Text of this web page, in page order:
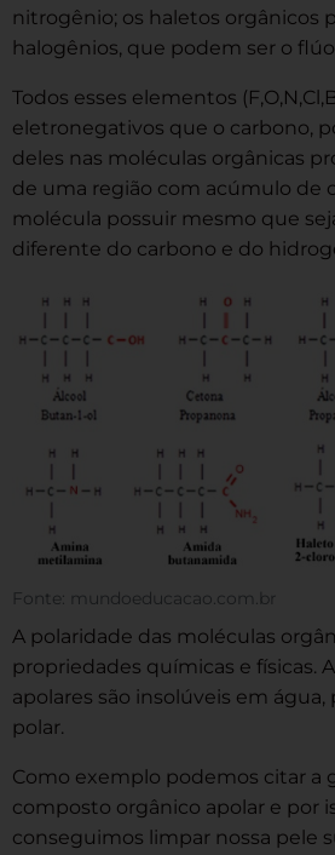
nitrogênio; os haletos orgânicos
halogênios, que podem ser o
Todos esses elementos
eletronegativos que o carbono,
deles nas moléculas orgânicas
de uma região com acúmulo de
molécula possuir mesmo que
diferente do carbono e do
Fonte: mundoeducacao.com.br
A polaridade das moléculas
propriedades químicas e físicas.
apolares são insolúveis em
polar.
Como exemplo podemos citar a
composto orgânico apolar e por
conseguimos limpar nossa pele